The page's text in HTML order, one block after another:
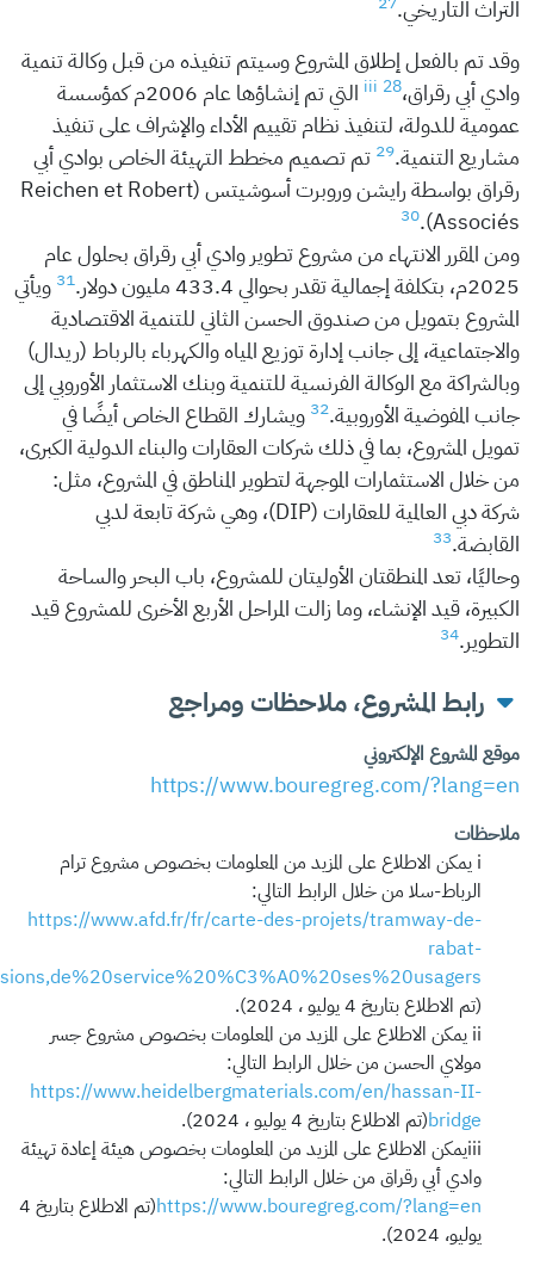
التراث التاريخي.
وقد تم بالفعل إطلاق المشروع وسيتم تنفيذه من قبل وكالة تنمية
وادي أبي رقراق،
iii 28
التي تم إنشاؤها عام 2006م كمؤسسة
عمومية للدولة، لتنفيذ نظام تقييم الأداء والإشراف على تنفيذ
مشاريع التنمية.29 تم تصميم مخطط التهيئة الخاص بوادي أبي
رقراق بواسطة رايشن وروبرت أسوشيتس (Reichen et Robert
Associés).
30
ومن المقرر الانتهاء من مشروع تطوير وادي أبي رقراق بحلول عام
2025م، بتكلفة إجمالية تقدر بحوالي 433.4 مليون دولار.
31 ويأتي
المشروع بتمويل من صندوق الحسن الثاني للتنمية الاقتصادية
والاجتماعية، إلى جانب إدارة توزيع المياه والكهرباء بالرباط (ريدال)
وبالشراكة مع الوكالة الفرنسية للتنمية وبنك الاستثمار الأوروبي إلى
جانب المفوضية الأوروبية.32 ويشارك القطاع الخاص أيضًا في
تمويل المشروع، بما في ذلك شركات العقارات والبناء الدولية الكبرى،
من خلال الاستثمارات الموجهة لتطوير المناطق في المشروع، مثل:
شركة دبي العالمية للعقارات (DIP)، وهي شركة تابعة لدبي
القابضة.33
وحاليًا، تعد المنطقتان الأوليتان للمشروع، باب البحر والساحة
الكبيرة، قيد الإنشاء، وما زالت المراحل الأربع الأخرى للمشروع قيد
التطوير.34
رابط المشروع، ملاحظات ومراجع
موقع المشروع الإلكتروني
https://www.bouregreg.com/?lang=en
ملاحظات
i يمكن الاطلاع على المزيد من المعلومات بخصوص مشروع ترام
الرباط-سلا من خلال الرابط التالي:
https://www.afd.fr/fr/carte-des-projets/tramway-de-
rabat-
(تم الاطلاع بتاريخ 4 يوليو ، 2024).
ii يمكن الاطلاع على المزيد من المعلومات بخصوص مشروع جسر
مولاي الحسن من خلال الرابط التالي:
https://www.heidelbergmaterials.com/en/hassan-II-
bridge(تم الاطلاع بتاريخ 4 يوليو ، 2024).
iiiيمكن الاطلاع على المزيد من المعلومات بخصوص هيئة إعادة تهيئة
وادي أبي رقراق من خلال الرابط التالي:
https://www.bouregreg.com/?lang=en
(تم الاطلاع بتاريخ 4
يوليو، 2024).